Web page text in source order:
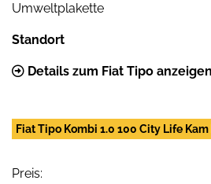
Umweltplakette
Standort
Details zum Fiat Tipo anzeigen
Fiat Tipo Kombi 1.0 100 City Life Kam
Preis: